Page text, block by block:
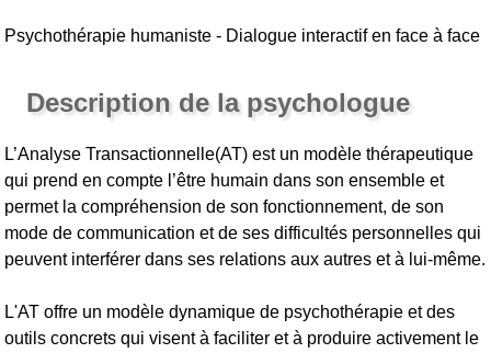
Psychothérapie humaniste - Dialogue interactif en face à face
Description de la psychologue
L’Analyse Transactionnelle(AT) est un modèle thérapeutique
qui prend en compte l’être humain dans son ensemble et
permet la compréhension de son fonctionnement, de son
mode de communication et de ses difficultés personnelles qui
peuvent interférer dans ses relations aux autres et à lui-même.
L'AT offre un modèle dynamique de psychothérapie et des
outils concrets qui visent à faciliter et à produire activement le